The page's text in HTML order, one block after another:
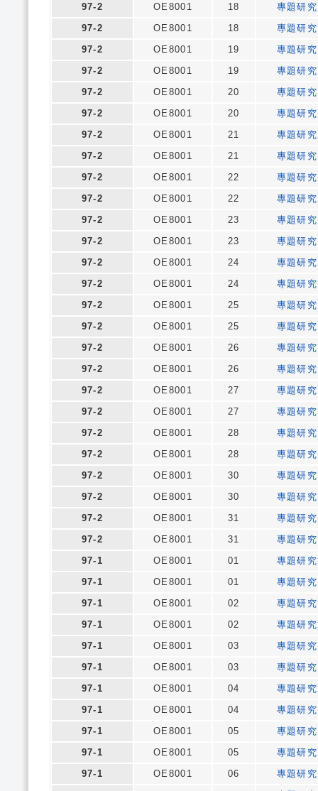
97-2
OE8001 18
專題研究
97-2
OE8001 18
專題研究
97-2
OE8001 19
專題研究
97-2
OE8001 19
專題研究
97-2
OE8001 20
專題研究
97-2
OE8001 20
專題研究
97-2
OE8001 21
專題研究
97-2
OE8001 21
專題研究
97-2
OE8001 22
專題研究
97-2
OE8001 22
專題研究
97-2
OE8001 23
專題研究
97-2
OE8001 23
專題研究
97-2
OE8001 24
專題研究
97-2
OE8001 24
專題研究
97-2
OE8001 25
專題研究
97-2
OE8001 25
專題研究
97-2
OE8001 26
專題研究
97-2
OE8001 26
專題研究
97-2
OE8001 27
專題研究
97-2
OE8001 27
專題研究
97-2
OE8001 28
專題研究
97-2
OE8001 28
專題研究
97-2
OE8001 30
專題研究
97-2
OE8001 30
專題研究
97-2
OE8001 31
專題研究
97-2
OE8001 31
專題研究
97-1
OE8001 01
專題研究
97-1
OE8001 01
專題研究
97-1
OE8001 02
專題研究
97-1
OE8001 02
專題研究
97-1
OE8001 03
專題研究
97-1
OE8001 03
專題研究
97-1
OE8001 04
專題研究
97-1
OE8001 04
專題研究
97-1
OE8001 05
專題研究
97-1
OE8001 05
專題研究
97-1
OE8001 06
專題研究